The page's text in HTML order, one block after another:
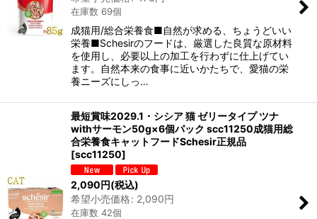
在庫数 69個
成猫用/総合栄養食■自然が求める、ちょうどいい
栄養■Schesirのフードは、厳選した良質な原材料
を使用し、必要以上の加工を行わずに仕上げてい
ます。自然本来の食事に近いかたちで、愛猫の栄
養ニーズにしっ…
最短賞味2029.1・シシア 猫 ゼリータイプ ツナ
withサーモン50g×6個パック scc11250成猫用総
合栄養食キャットフードSchesir正規品
[scc11250]
2,090円(税込)
希望小売価格: 2,090円
在庫数 42個